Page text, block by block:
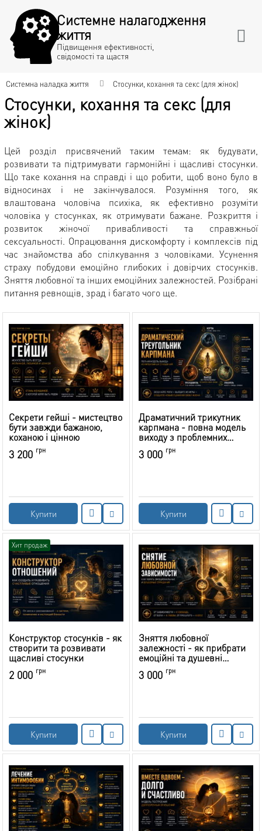
Системне налагодження
життя
Підвищення ефективності,
свідомості та щастя
Системна наладка життя Стосунки, кохання та секс (для жінок)
Стосунки, кохання та секс (для
жінок)
Цей розділ присвячений таким темам: як будувати,
розвивати та підтримувати гармонійні і щасливі стосунки.
Що таке кохання на справді і що робити, щоб воно було в
відносинах і не закінчувалося. Розуміння того, як
влаштована чоловіча психіка, як ефективно розуміти
чоловіка у стосунках, як отримувати бажане. Розкриття і
розвиток жіночої привабливості та справжньої
сексуальності. Опрацювання дискомфорту і комплексів під
час знайомства або спілкування з чоловіками. Усунення
страху побудови емоційно глибоких і довірчих стосунків.
Зняття любовної та інших емоційних залежностей. Розібрані
питання ревнощів, зрад і багато чого ще.
Секрети гейші - мистецтво
бути завжди бажаною,
коханою і цінною
3 200 грн
Купити
Драматичний трикутник
карпмана - повна модель
виходу з проблемних
стосунків
3 000 грн
Купити
Хит продаж
Конструктор стосунків - як
створити та розвивати
щасливі стосунки
2 000 грн
Купити
Зняття любовної
залежності - як прибрати
емоційні та душевні
страждання
3 000 грн
Купити